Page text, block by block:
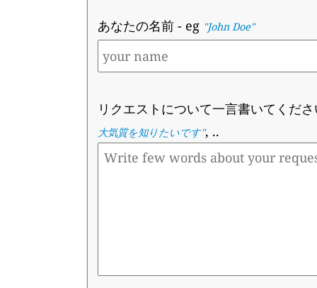
あなたの名前 - eg "John Doe"
リクエストについて一言書いてくだ
大気質を知りたいです", ..